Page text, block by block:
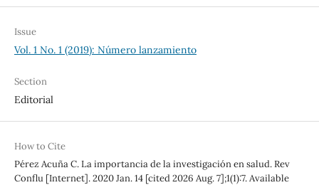
Issue
Vol. 1 No. 1 (2019): Número lanzamiento
Section
Editorial
How to Cite
Pérez Acuña C. La importancia de la investigación en salud. Rev
Conflu [Internet]. 2020 Jan. 14 [cited 2026 Aug. 7];1(1):7. Available